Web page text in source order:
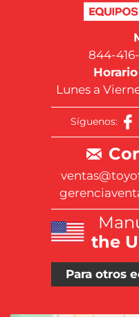
844-
Lunes a
Síguenos:
the
Para otros